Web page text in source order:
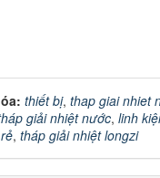
thiết bị, thap giai nhiet
giải nhiệt nước, linh
, tháp giải nhiệt longzi